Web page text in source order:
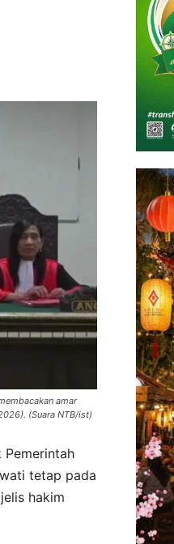
amar
(Suara NTB/ist)
Pemerintah
tetap pada
hakim